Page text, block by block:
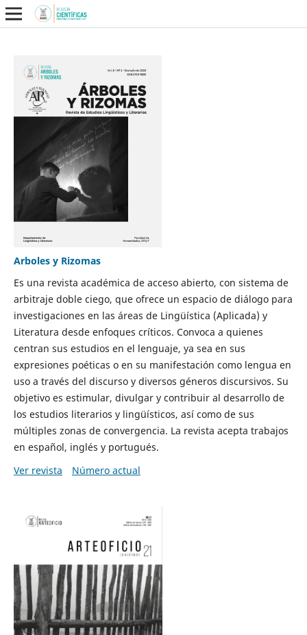
Arboles y Rizomas
Es una revista académica de acceso abierto, con sistema de
arbitraje doble ciego, que ofrece un espacio de diálogo para
investigaciones en las áreas de Lingüística (Aplicada) y
Literatura desde enfoques críticos. Convoca a quienes
centran sus estudios en el lenguaje, ya sea en sus
expresiones poéticas o en su manifestación como lengua en
uso a través del discurso y diversos géneros discursivos. Su
objetivo es estimular, divulgar y contribuir al desarrollo de
los estudios literarios y lingüísticos, así como de sus
múltiples zonas de convergencia. La revista acepta trabajos
en español, inglés y portugués.
Ver revista
Número actual